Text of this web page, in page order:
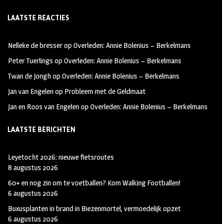
b
oo
k
ag
m
tt
LAATSTE REACTIES
Nelleke de bresseropOverleden: Annie Bolenius – Berkelmans
Peter Tuerlings opOverleden: Annie Bolenius – Berkelmans
Twan de JonghopOverleden: Annie Bolenius – Berkelmans
Jan van Engelenop Probleem met de Geldmaat
Jan en Roos van EngelenopOverleden: Annie Bolenius – Berkelmans
LAATSTE BERICHTEN
Leyetocht 2026: nieuwe fietsroutes
8 augustus 2026
60+ en nog zin om te voetballen? Kom Walking Footballen!
6 augustus 2026
Buxusplanten in brand in Biezenmortel, vermoedelijk opzet
6 augustus 2026